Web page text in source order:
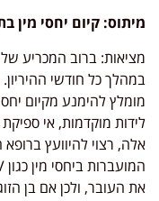
מיתוס: קיום יחסי מין
מציאות: ברוב המכריע של
במהלך כל חודשי
מומלץ להימנע מקיום
לידות מוקדמות, אי
אלה, רצוי להיוועץ
את העובר, ולכן אם בן